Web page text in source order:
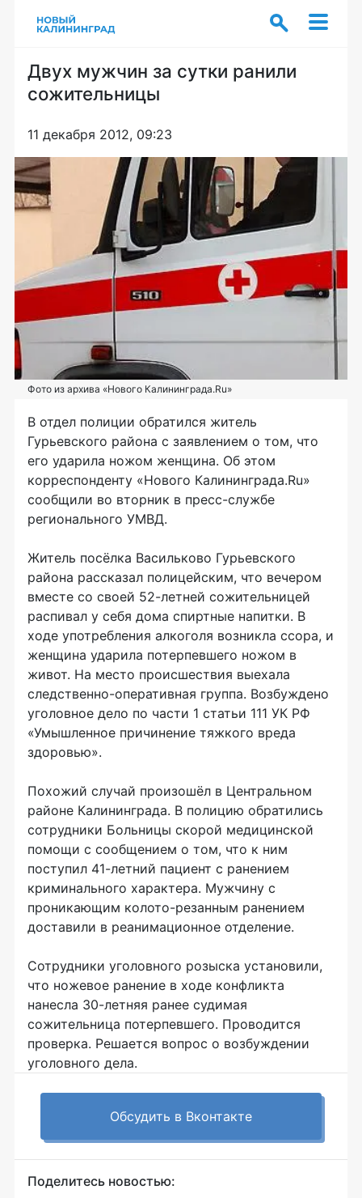
Двух мужчин за сутки ранили
сожительницы
11 декабря 2012, 09:23
Фото из архива «Нового Калининграда.Ru»
В отдел полиции обратился житель
Гурьевского района с заявлением о том, что
его ударила ножом женщина. Об этом
корреспонденту «Нового Калининграда.Ru»
сообщили во вторник в пресс-службе
регионального УМВД.
Житель посёлка Васильково Гурьевского
района рассказал полицейским, что вечером
вместе со своей 52-летней сожительницей
распивал у себя дома спиртные напитки. В
ходе употребления алкоголя возникла ссора, и
женщина ударила потерпевшего ножом в
живот. На место происшествия выехала
следственно-оперативная группа. Возбуждено
уголовное дело по части 1 статьи 111 УК РФ
«Умышленное причинение тяжкого вреда
здоровью».
Похожий случай произошёл в Центральном
районе Калининграда. В полицию обратились
сотрудники Больницы скорой медицинской
помощи с сообщением о том, что к ним
поступил 41-летний пациент с ранением
криминального характера. Мужчину с
проникающим колото-резанным ранением
доставили в реанимационное отделение.
Сотрудники уголовного розыска установили,
что ножевое ранение в ходе конфликта
нанесла 30-летняя ранее судимая
сожительница потерпевшего. Проводится
проверка. Решается вопрос о возбуждении
уголовного дела.
Обсудить в Вконтакте
Поделитесь новостью: